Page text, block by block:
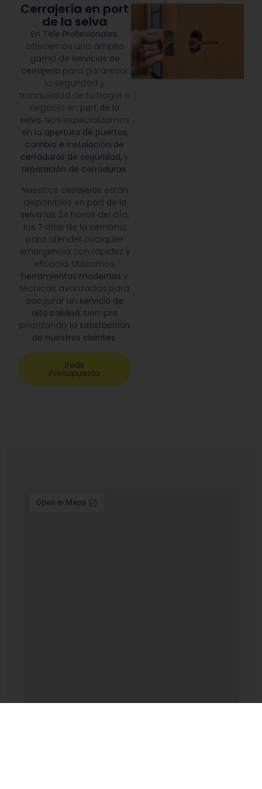
Cerrajería en port
de la selva
En Tele Profesionales,
ofrecemos una amplia
gama de servicios de
cerrajería para garantizar
la seguridad y
tranquilidad de tu hogar o
negocio en port de la
selva. Nos especializamos
en la apertura de puertas,
cambio e instalación de
cerraduras de seguridad, y
reparación de cerraduras.
Nuestros cerrajeros están
disponibles en port de la
selva las 24 horas del día,
los 7 días de la semana,
para atender cualquier
emergencia con rapidez y
eficacia. Utilizamos
herramientas modernas y
técnicas avanzadas para
asegurar un servicio de
alta calidad, siempre
priorizando la satisfacción
de nuestros clientes.
Pedir
Presupuesto